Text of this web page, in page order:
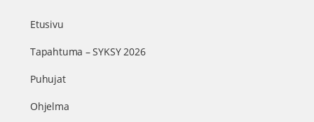
Etusivu
Tapahtuma – SYKSY 2026
Puhujat
Ohjelma